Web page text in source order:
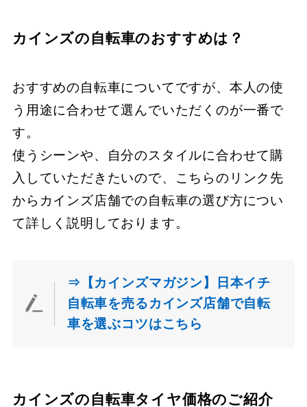
カインズの自転車のおすすめは？
おすすめの自転車についてですが、本人の使
う用途に合わせて選んでいただくのが一番で
す。
使うシーンや、自分のスタイルに合わせて購
入していただきたいので、こちらのリンク先
からカインズ店舗での自転車の選び方につい
て詳しく説明しております。
⇒【カインズマガジン】日本イチ
自転車を売るカインズ店舗で自転
車を選ぶコツはこちら
カインズの自転車タイヤ価格のご紹介